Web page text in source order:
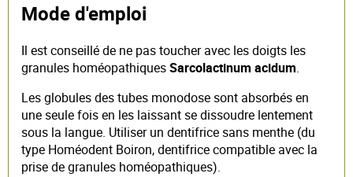
Mode d'emploi
Il est conseillé de ne pas toucher avec les doigts les
granules homéopathiquesSarcolactinum acidum.
Les globules des tubes monodose sont absorbés en
une seule fois en les laissant se dissoudre lentement
sous la langue. Utiliser un dentifrice sans menthe (du
type Homéodent Boiron, dentifrice compatible avec la
prise de granules homéopathiques).